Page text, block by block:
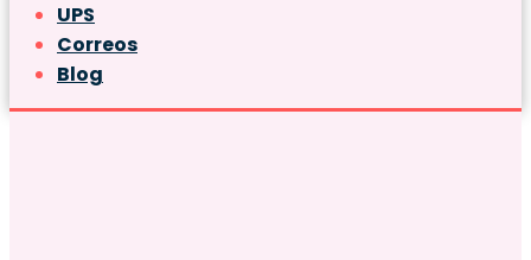
UPS
Correos
Blog